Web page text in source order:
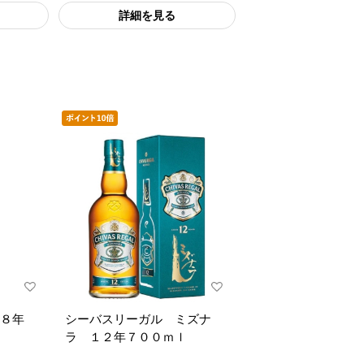
詳細を見る
８年
シーバスリーガル ミズナ
ラ １２年７００ｍｌ